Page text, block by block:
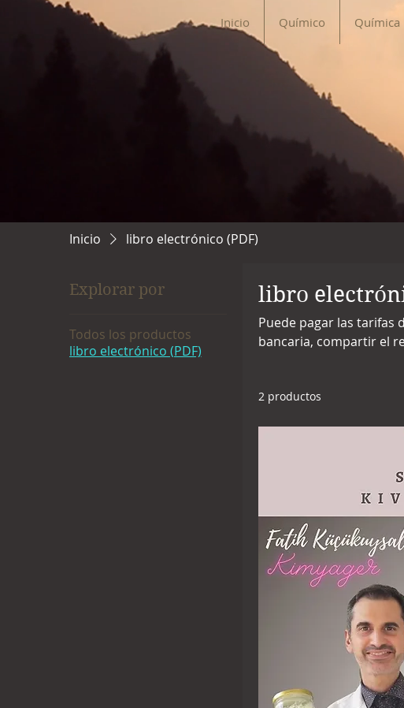
Inicio Químico Química
Inicio libro electrónico (PDF)
Explorar por
Todos los productos
libro electrónico (PDF)
libro
Puede pagar las tarifas
bancaria, compartir el
2 productos